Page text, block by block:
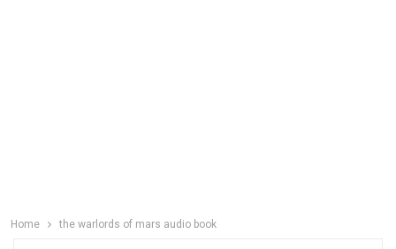
Home the warlords of mars audio book